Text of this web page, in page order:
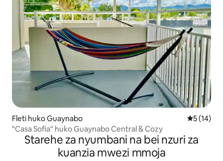
Fleti huko Guaynabo Ukadiriaji
5 (14)
"Casa Sofia" huko Guaynabo Central & Cozy
Starehe za nyumbani na bei nzuri za
kuanzia mwezi mmoja